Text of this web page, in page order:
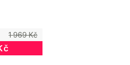
1 969 Kč